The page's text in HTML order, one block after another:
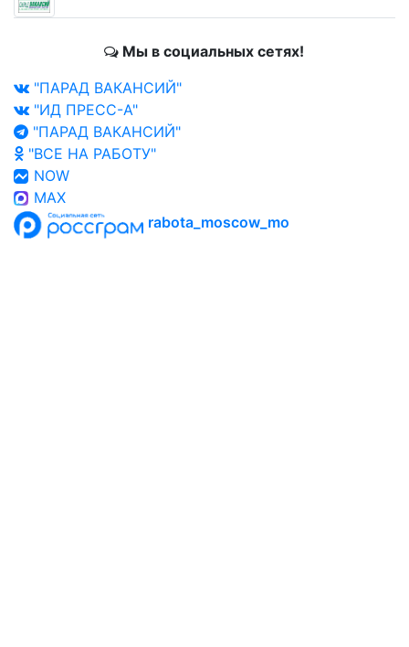
Мы в социальных сетях!
"ПАРАД ВАКАНСИЙ"
"ИД ПРЕСС-А"
"ПАРАД ВАКАНСИЙ"
"ВСЕ НА РАБОТУ"
NOW
MAX
rabota_moscow_mo